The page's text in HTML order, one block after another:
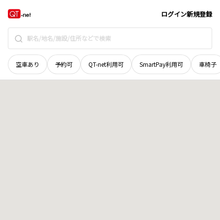
ログイン新規登録
空車あり 予約可 QT-net利用可 SmartPay利用可 車椅子
和歌山県